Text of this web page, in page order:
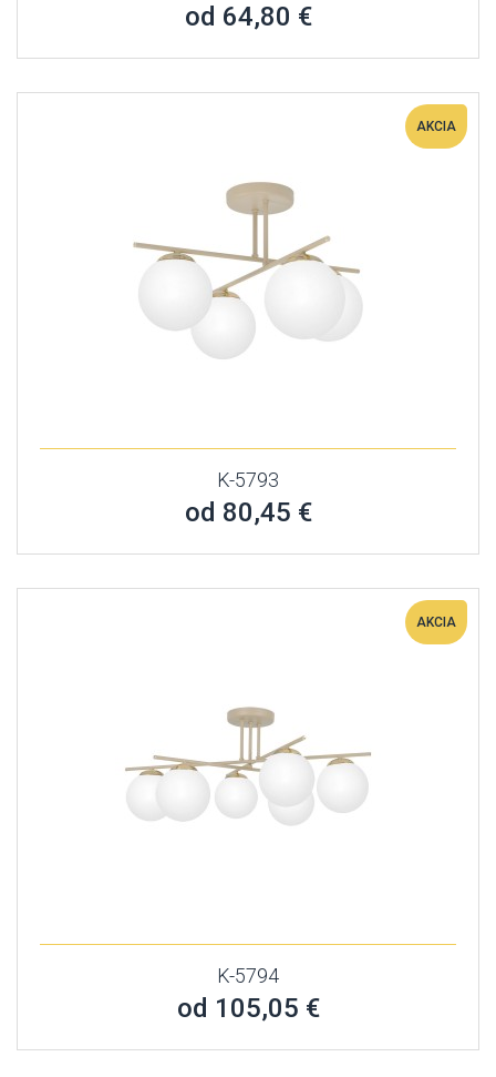
od 64,80 €
AKCIA
K-5793
od 80,45 €
AKCIA
K-5794
od 105,05 €